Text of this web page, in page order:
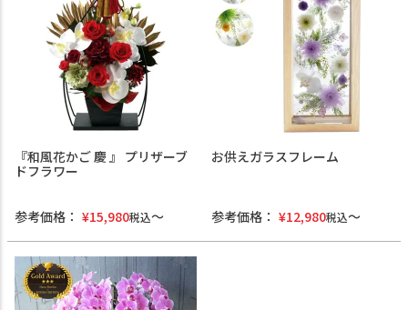
『和風花かご 慶 』 プリザーブ
ドフラワー
参考価格： ¥15,980税込
お供えガラスフレーム
参考価格： ¥12,980税込